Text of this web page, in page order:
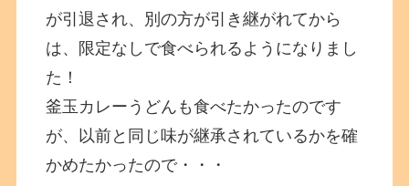
が引退され、別の方が引き継がれてから
は、限定なしで食べられるようになりまし
た！
釜玉カレーうどんも食べたかったのです
が、以前と同じ味が継承されているかを確
かめたかったので・・・